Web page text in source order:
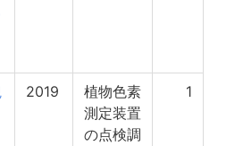
2019
植物色素
測定装置
の点検調
1